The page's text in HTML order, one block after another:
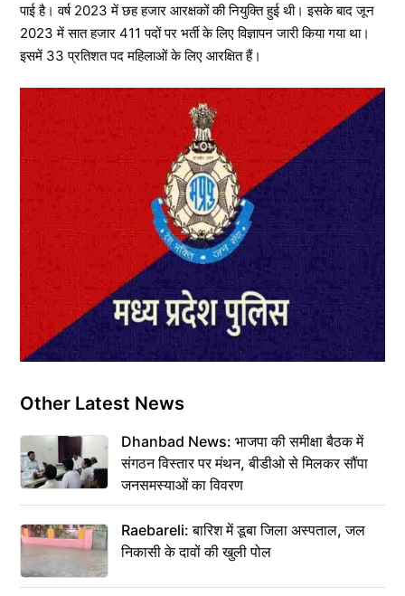
पाई है। वर्ष 2023 में छह हजार आरक्षकों की नियुक्ति हुई थी। इसके बाद जून
2023 में सात हजार 411 पदों पर भर्ती के लिए विज्ञापन जारी किया गया था।
इसमें 33 प्रतिशत पद महिलाओं के लिए आरक्षित हैं।
Other Latest News
Dhanbad News: भाजपा की समीक्षा बैठक में
संगठन विस्तार पर मंथन, बीडीओ से मिलकर सौंपा
जनसमस्याओं का विवरण
Raebareli: बारिश में डूबा जिला अस्पताल, जल
निकासी के दावों की खुली पोल